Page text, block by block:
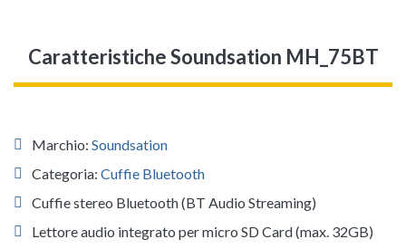
Caratteristiche Soundsation MH_75BT
Marchio: Soundsation
Categoria: Cuffie Bluetooth
Cuffie stereo Bluetooth (BT Audio Streaming)
Lettore audio integrato per micro SD Card (max. 32GB)